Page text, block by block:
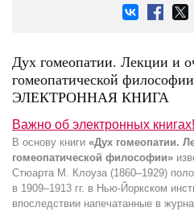
Дух гомеопатии. Лекции и
гомеопатической
ЭЛЕКТРОННАЯ КНИГА
Важно об электронных книгах!
В основу книги «Дух гомеопатии.
гомеопатической философии»
Стюарта М. Клоуза (1860–1929)
в 1909–1913 гг. в Нью-Йоркском
впоследствии напечатанные в